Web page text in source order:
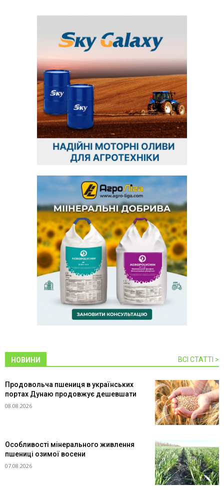
НОВИНИ ВСІ СТАТТІ >
Продовольча пшениця в українських
портах Дунаю продовжує дешевшати
08.08.2026
Особливості мінерального живлення
пшениці озимої восени
07.08.2026